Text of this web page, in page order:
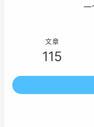
一个时
文章
115